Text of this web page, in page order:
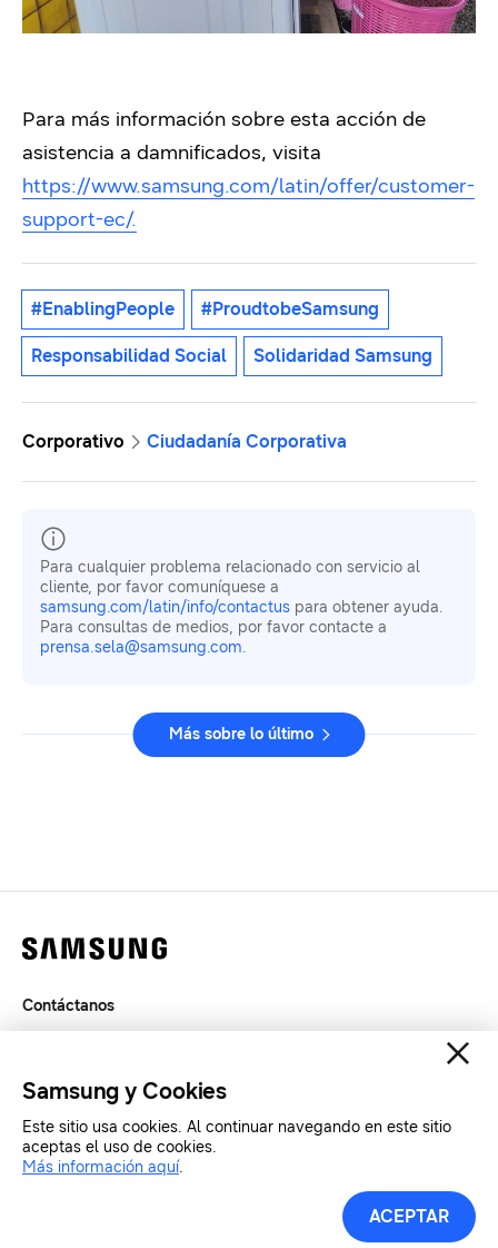
Para más información sobre esta acción de
asistencia a damnificados, visita
https://www.samsung.com/latin/offer/customer-
support-ec/.
#EnablingPeople #ProudtobeSamsung
Responsabilidad Social Solidaridad Samsung
Corporativo Ciudadanía Corporativa
Para cualquier problema relacionado con servicio al
cliente, por favor comuníquese a
samsung.com/latin/info/contactus para obtener ayuda.
Para consultas de medios, por favor contacte a
prensa.sela@samsung.com.
Más sobre lo último
Contáctanos
SAMSUNG.COM
Copyright© SAMSUNG All Rights Reserved.
Samsung y Cookies
Este sitio usa cookies. Al continuar navegando en este sitio
aceptas el uso de cookies.
Más información aquí.
ACEPTAR